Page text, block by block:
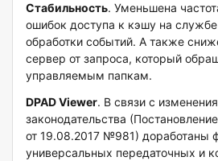
Стабильность. Уменьшена
ошибок доступа к кэшу на
обработки событий. А также
сервер от запроса, который
управляемым папкам.
DPAD Viewer. В связи с
законодательства
от 19.08.2017 №981) доработаны
универсальных передаточных и